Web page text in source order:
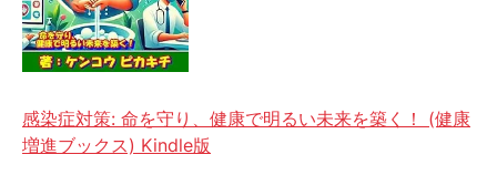
感染症対策: 命を守り、健康で明るい未来を築く！ (健康
増進ブックス) Kindle版